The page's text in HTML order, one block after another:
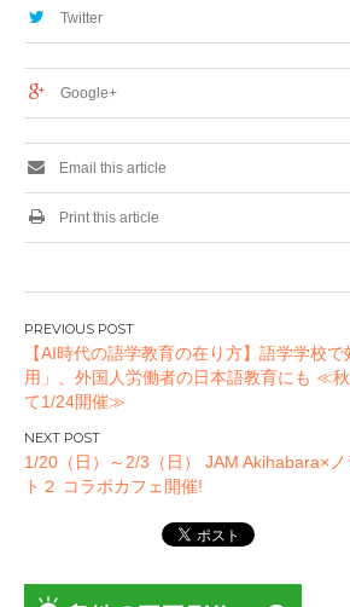
スプリングセレブレ
Twitter
Google+
Email this article
Print this article
投
稿
ナ
ビ
ゲ
ー
ン
【AI時代の語学教育の在り方】語学学校
用」、外国人労働者の日本語教育にも ≪
て1/24開催≫
1/20（日）～2/3（日） JAM Akihabara×
ト２ コラボカフェ開催!